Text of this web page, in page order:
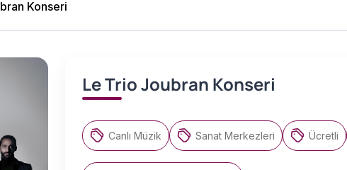
Konseri
Le Trio Joubran Konseri
Canlı Müzik Sanat Merkezleri Ücretli